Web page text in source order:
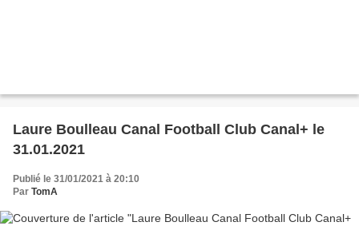
Laure Boulleau Canal Football Club Canal+ le
31.01.2021
Publié le 31/01/2021 à 20:10
Par TomA